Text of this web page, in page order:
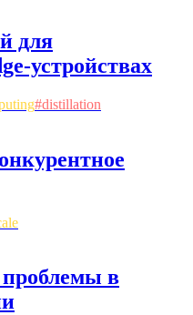
для
устройствах
#distillation
в